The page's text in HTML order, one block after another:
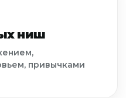
ниш
привычками